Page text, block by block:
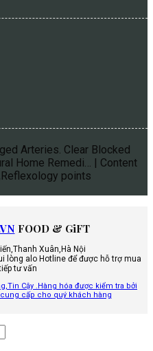
FOOD & GiFT
Xuân,Hà Nội
lòng alo Hotline để được hỗ trợ mua
tư vấn
Cậy .Hàng hóa được kiểm tra bởi
cấp cho quý khách hàng